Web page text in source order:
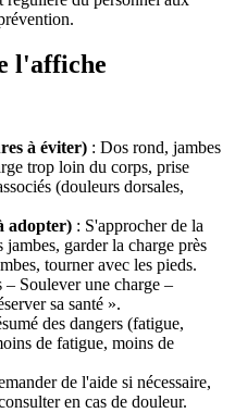
l'affiche
à éviter) : Dos rond, jambes
trop loin du corps, prise
(douleurs dorsales,
adopter) : S'approcher de la
garder la charge près
tourner avec les pieds.
– Soulever une charge –
sa santé ».
des dangers (fatigue,
de fatigue, moins de
de l'aide si nécessaire,
en cas de douleur.